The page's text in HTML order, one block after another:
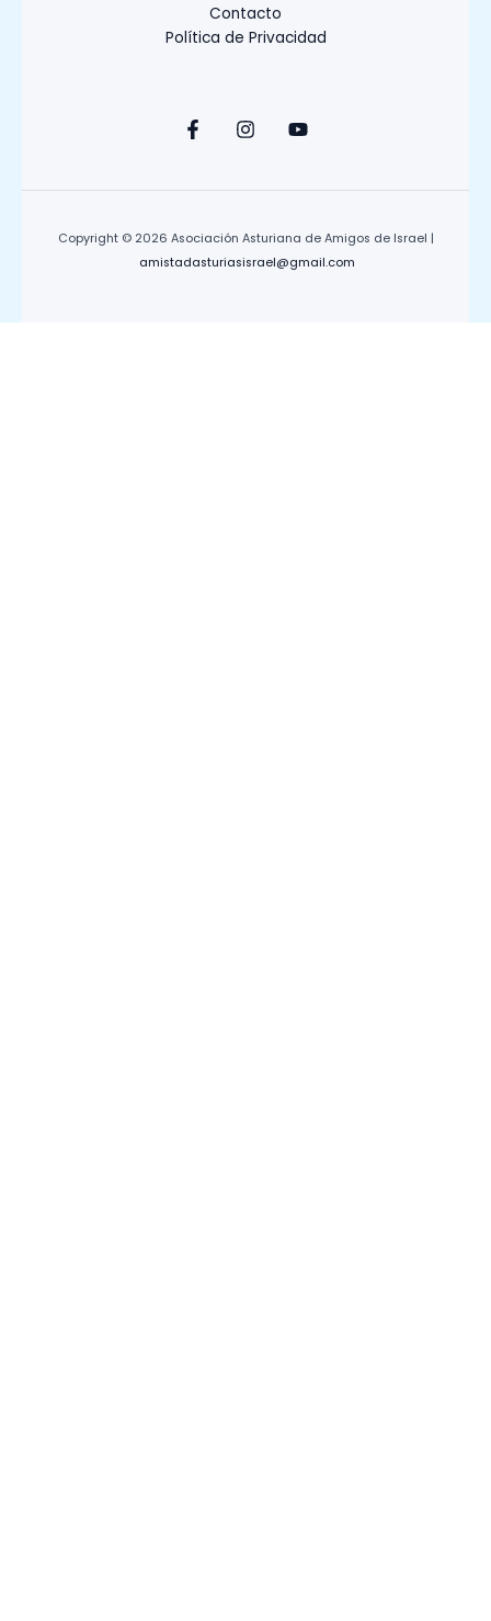
Contacto
Política de Privacidad
Copyright © 2026 Asociación Asturiana de Amigos de Israel |
amistadasturiasisrael@gmail.com